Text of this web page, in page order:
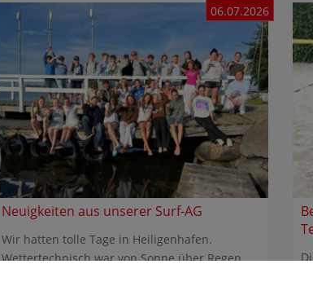
Neuigkeiten aus unserer Surf-AG
06.07.2026
Wir hatten tolle Tage in Heiligenhafen.
Wettertechnisch war von Sonne über Regen